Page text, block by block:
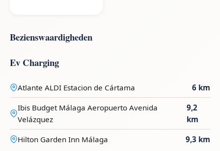
Bezienswaardigheden
Ev Charging
Atlante ALDI Estacion de Cártama 6 km
Ibis Budget Málaga Aeropuerto Avenida
Velázquez
9,2
km
Hilton Garden Inn Málaga 9,3 km